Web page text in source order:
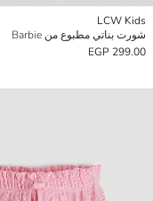
LCW Kids
شورت بناتي مطبوع من Barbie
299.00 EGP